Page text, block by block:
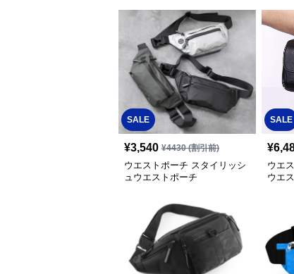
SALE
¥3,540 ¥4430(割引前)
ウエストポーチ スタイリッシ
ュウエストポーチ
SALE
¥
ウエ
ウエ